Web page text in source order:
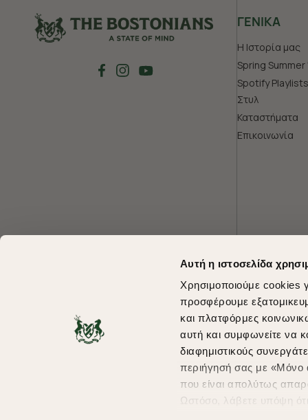
Αυτή η ιστοσελίδα
Χρησιμοποιούμε cookies
προσφέρουμε
και πλατφόρμες
αυτή και συμφωνείτε να
διαφημιστικούς
περιήγησή σας με «Μόνο
που είναι απολύτως
Ωστόσο, λάβετε υπόψη
ΓΕΝΙΚΑ
Η Ιστορία μας
Spring
Spotify
Στυλ
Καταστήματα
Επικοινωνία